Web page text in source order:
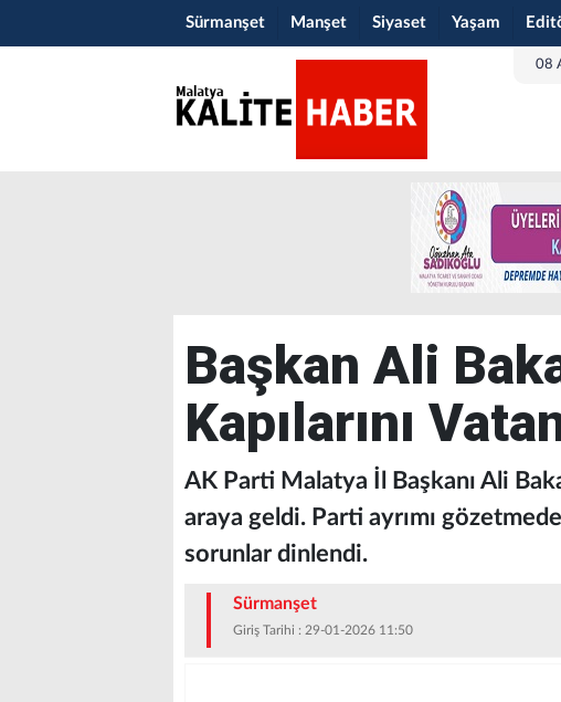
Sürmanşet Manşet Siyaset Yaşam
08
Başkan Ali
Kapılarını
AK Parti Malatya İl Başkanı Ali
araya geldi. Parti ayrımı
sorunlar dinlendi.
Sürmanşet
Giriş Tarihi : 29-01-2026 11:50